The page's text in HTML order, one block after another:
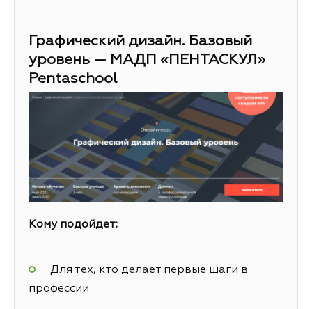
Графический дизайн. Базовый
уровень — МАДП «ПЕНТАСКУЛ»
Pentaschool
Кому подойдет:
Для тех, кто делает первые шаги в
профессии